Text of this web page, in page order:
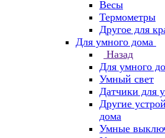
Весы
Термометры
Другое для
Для умного дома
Назад
Для умного
Умный свет
Датчики для
Другие
дома
Умные